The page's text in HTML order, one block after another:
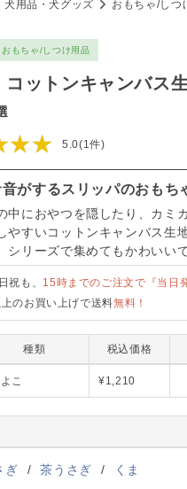
犬用品・犬グッズ おもちゃ/しつ
おもちゃ/しつけ用品
ットンキャンバス生
5.0(1件)
がするスリッパのおもち
中におやつを隠したり、カミ
やすいコットンキャンバス生
シリーズで集めてもかわいいで
祝も、 15時までのご注文で『当日
上のお買い上げで送料無料！
種類 税込価格
こ
¥1,210
ぎ / 茶うさぎ / くま